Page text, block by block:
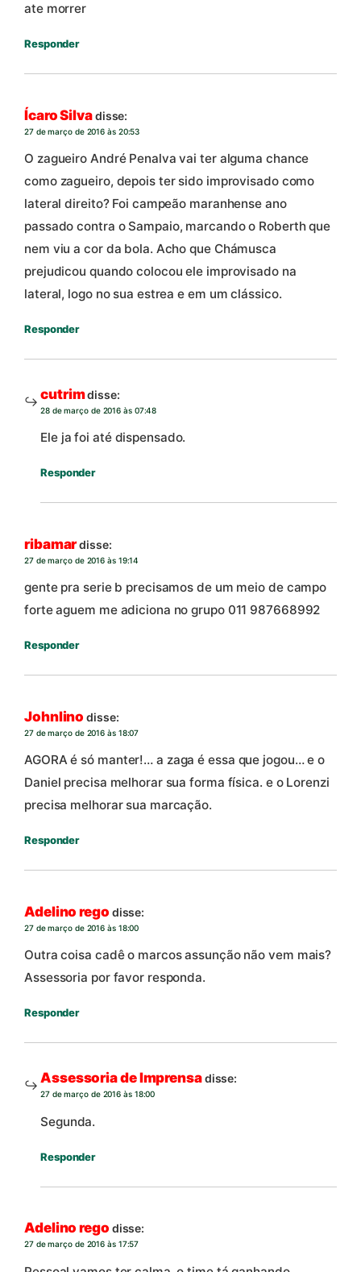
ate morrer
Responder
Ícaro Silvadisse:
27 de março de 2016 às 20:53
O zagueiro André Penalva vai ter alguma chance
como zagueiro, depois ter sido improvisado como
lateral direito? Foi campeão maranhense ano
passado contra o Sampaio, marcando o Roberth que
nem viu a cor da bola. Acho que Chámusca
prejudicou quando colocou ele improvisado na
lateral, logo no sua estrea e em um clássico.
Responder
cutrimdisse:
28 de março de 2016 às 07:48
Ele ja foi até dispensado.
Responder
ribamardisse:
27 de março de 2016 às 19:14
gente pra serie b precisamos de um meio de campo
forte aguem me adiciona no grupo 011 987668992
Responder
Johnlino disse:
27 de março de 2016 às 18:07
AGORA é só manter!… a zaga é essa que jogou… e o
Daniel precisa melhorar sua forma física. e o Lorenzi
precisa melhorar sua marcação.
Responder
Adelino rego disse:
27 de março de 2016 às 18:00
Outra coisa cadê o marcos assunção não vem mais?
Assessoria por favor responda.
Responder
Assessoria de Imprensadisse:
27 de março de 2016 às 18:00
Segunda.
Responder
Adelino rego disse:
27 de março de 2016 às 17:57